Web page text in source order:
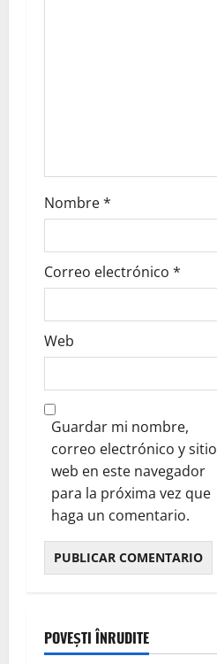
Nombre*
Correo electrónico *
Web
Guardar mi nombre,
correo electrónico y sitio
web en este navegador
para la próxima vez que
haga un comentario.
POVEȘTI ÎNRUDITE